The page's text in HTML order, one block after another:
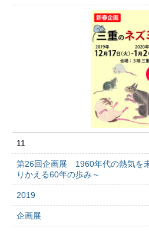
11
第26回企画展 1960年代の熱気を
りかえる60年の歩み～
2019
企画展